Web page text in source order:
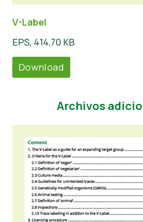
V-Label
EPS, 414,70 KB
Download
Archivos